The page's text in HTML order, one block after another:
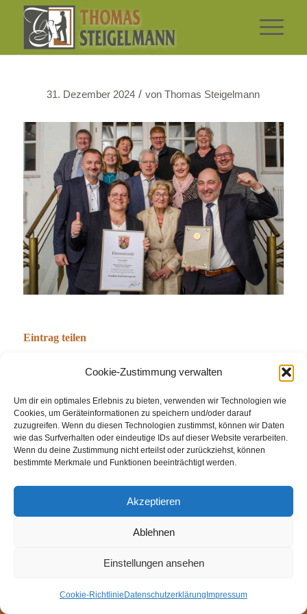
Cookie-Zustimmung verwalten
Um dir ein optimales Erlebnis zu bieten, verwenden wir Technologien wie
Cookies, um Geräteinformationen zu speichern und/oder darauf
zuzugreifen. Wenn du diesen Technologien zustimmst, können wir Daten
wie das Surfverhalten oder eindeutige IDs auf dieser Website verarbeiten.
Wenn du deine Zustimmung nicht erteilst oder zurückziehst, können
bestimmte Merkmale und Funktionen beeinträchtigt werden.
Akzeptieren
Ablehnen
Einstellungen ansehen
Cookie-Richtlinie Datenschutzerklärung Impressum
31. Dezember 2024 / vonThomas Steigelmann
Eintrag teilen
© Weingut Thomas Steigelmann
HOME AKTUELLES WEINGUT SHOP FEWOS
Impressum